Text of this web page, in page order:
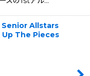
Allstars
The Pieces